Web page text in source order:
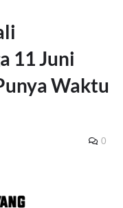
11 Juni
Waktu
0